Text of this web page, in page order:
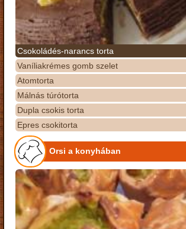
Csokoládés-narancs torta
Vaníliakrémes gomb szelet
Atomtorta
Málnás túrótorta
Dupla csokis torta
Epres csokitorta
Orsi a konyhában